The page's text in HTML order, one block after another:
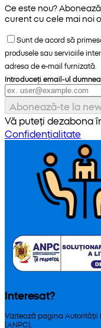
Ce este nou?
curent cu cele mai noi
Sunt de acord să
produsele sau serviciile
adresa de e-mail furnizată.
Introduceți email-ul
Abonează-te la
Vă puteți dezabona
Confidențialitate
Interesat?
Vizitează pagina Autorității
(ANPC).